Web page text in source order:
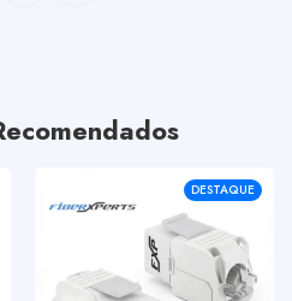
DESTAQUE